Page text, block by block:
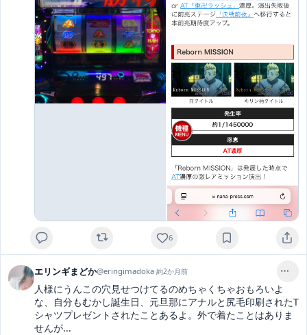
6
エリンギまどか@eringimadoka·約2か月前
人様にうんこの穴見せつけてるのめちゃくちゃおもろいよ
な、自分もむかし誕生日、元旦那にアナルと尻毛印刷されたT
シャツプレゼントされたことあるよ。外で着たことはありま
せんが...